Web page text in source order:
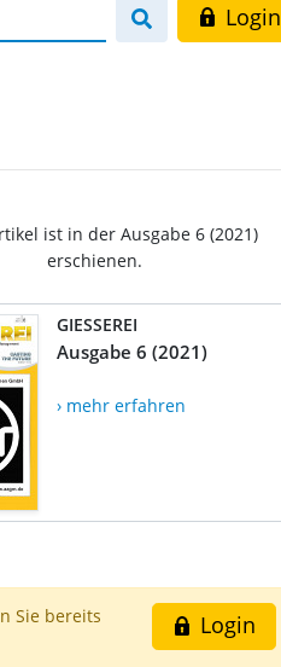
Login
ist in der Ausgabe 6 (2021)
erschienen.
GIESSEREI
Ausgabe 6 (2021)
› mehr erfahren
Login
Sie bereits